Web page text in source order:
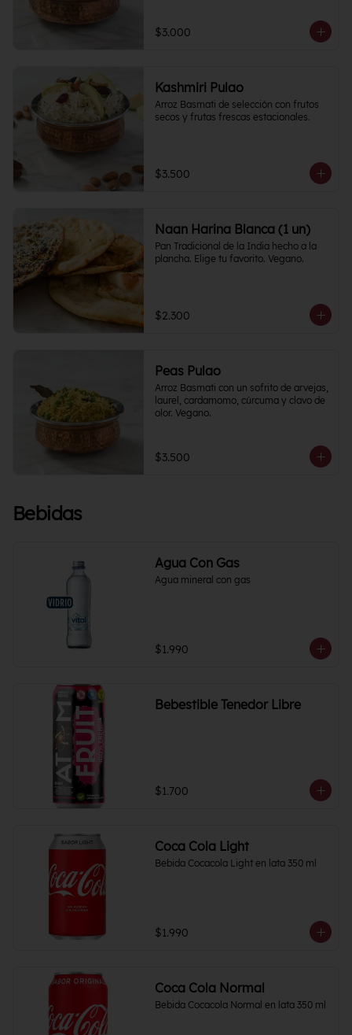
$3.000
Kashmiri Pulao
Arroz Basmati de selección con frutos
secos y frutas frescas estacionales.
$3.500
Naan Harina Blanca (1 un)
Pan Tradicional de la India hecho a la
plancha. Elige tu favorito. Vegano.
$2.300
Peas Pulao
Arroz Basmati con un sofrito de arvejas,
laurel, cardamomo, cúrcuma y clavo de
olor. Vegano.
$3.500
Bebidas
Agua Con Gas
Agua mineral con gas
$1.990
Bebestible Tenedor Libre
$1.700
Coca Cola Light
Bebida Cocacola Light en lata 350 ml
$1.990
Coca Cola Normal
Bebida Cocacola Normal en lata 350 ml